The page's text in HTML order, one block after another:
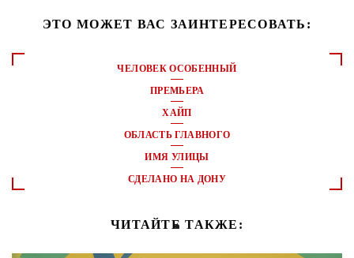
ЭТО МОЖЕТ ВАС ЗАИНТЕРЕСОВАТЬ:
ЧЕЛОВЕК ОСОБЕННЫЙ
ПРЕМЬЕРА
ХАЙП
ОБЛАСТЬ ГЛАВНОГО
ИМЯ УЛИЦЫ
СДЕЛАНО НА ДОНУ
ЧИТАЙТЕ ТАКЖЕ: